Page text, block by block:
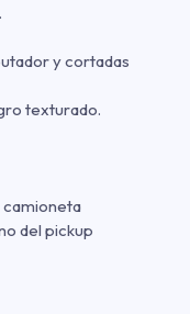
y cortadas
texturado.
camioneta
del pickup